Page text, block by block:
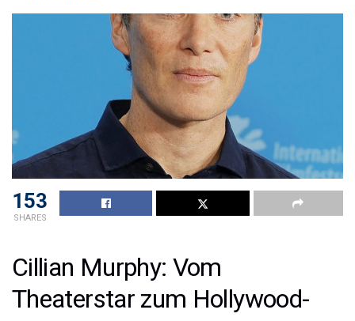
153
SHARES
Cillian Murphy: Vom
Theaterstar zum Hollywood-